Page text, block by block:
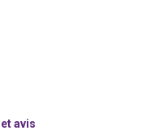
avis